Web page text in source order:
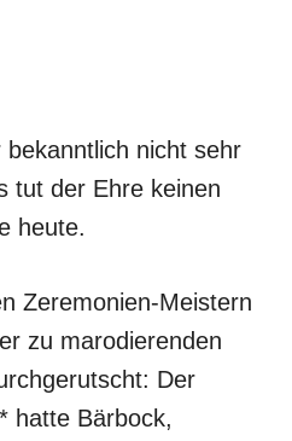
nicht sehr
tut der Ehre keinen
heute.
Zeremonien-Meistern
zu marodierenden
Der
hatte Bärbock,